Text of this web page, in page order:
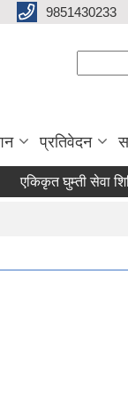
9851430233
प्रतिवेदन
एकिकृत घुम्ती सेवा